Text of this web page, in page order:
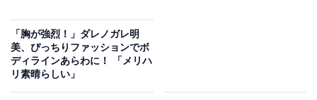
「胸が強烈！」ダレノガレ明
美、ぴっちりファッションでボ
ディラインあらわに！ 「メリハ
リ素晴らしい」